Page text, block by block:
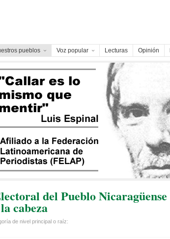
pueblos Voz popular Lecturas Opinión
del Pueblo Nicaragüense
cabeza
de nivel principal o raíz: